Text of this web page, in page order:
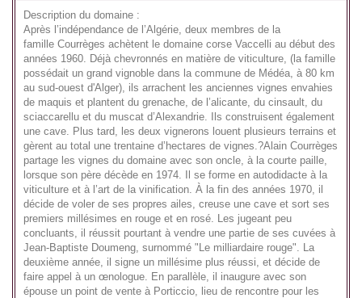
Description du domaine :
Après l’indépendance de l’Algérie, deux membres de la
famille Courrèges achètent le domaine corse Vaccelli au début des
années 1960. Déjà chevronnés en matière de viticulture, (la famille
possédait un grand vignoble dans la commune de Médéa, à 80 km
au sud-ouest d'Alger), ils arrachent les anciennes vignes envahies
de maquis et plantent du grenache, de l’alicante, du cinsault, du
sciaccarellu et du muscat d’Alexandrie. Ils construisent également
une cave. Plus tard, les deux vignerons louent plusieurs terrains et
gèrent au total une trentaine d’hectares de vignes.?Alain Courrèges
partage les vignes du domaine avec son oncle, à la courte paille,
lorsque son père décède en 1974. Il se forme en autodidacte à la
viticulture et à l’art de la vinification. À la fin des années 1970, il
décide de voler de ses propres ailes, creuse une cave et sort ses
premiers millésimes en rouge et en rosé. Les jugeant peu
concluants, il réussit pourtant à vendre une partie de ses cuvées à
Jean-Baptiste Doumeng, surnommé "Le milliardaire rouge". La
deuxième année, il signe un millésime plus réussi, et décide de
faire appel à un œnologue. En parallèle, il inaugure avec son
épouse un point de vente à Porticcio, lieu de rencontre pour les